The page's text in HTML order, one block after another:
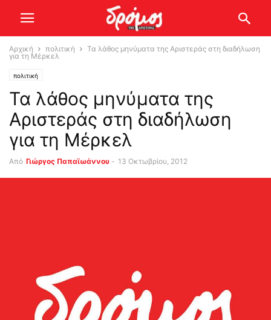
Αρχική πολιτική
Τα λάθος μηνύματα της Αριστεράς στη διαδήλωση
για τη Μέρκελ
πολιτική
Τα λάθος μηνύματα της
Αριστεράς στη διαδήλωση
για τη Μέρκελ
Από Γιώργος Παπαϊωάννου - 13 Οκτωβρίου, 2012